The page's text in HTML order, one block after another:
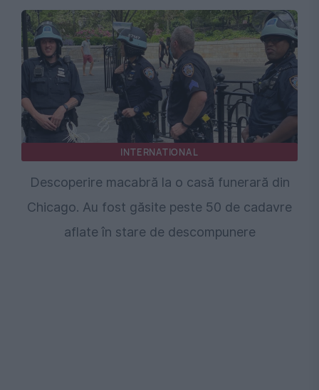
INTERNATIONAL
Descoperire macabră la o casă funerară din
Chicago. Au fost găsite peste 50 de cadavre
aflate în stare de descompunere